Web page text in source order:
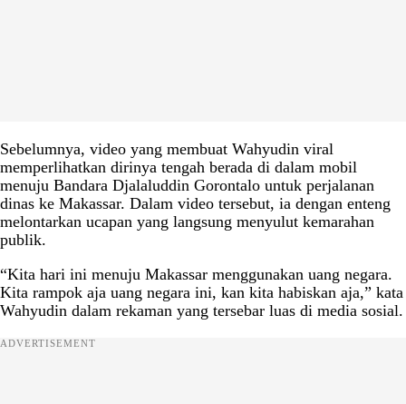
Sebelumnya, video yang membuat Wahyudin viral
memperlihatkan dirinya tengah berada di dalam mobil
menuju Bandara Djalaluddin Gorontalo untuk perjalanan
dinas ke Makassar. Dalam video tersebut, ia dengan enteng
melontarkan ucapan yang langsung menyulut kemarahan
publik.
“Kita hari ini menuju Makassar menggunakan uang negara.
Kita rampok aja uang negara ini, kan kita habiskan aja,” kata
Wahyudin dalam rekaman yang tersebar luas di media sosial.
ADVERTISEMENT